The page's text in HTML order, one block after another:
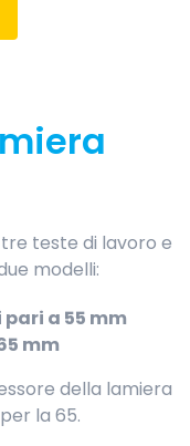
teste di lavoro e
modelli:
pari a 55 mm
mm
della lamiera
la 65.